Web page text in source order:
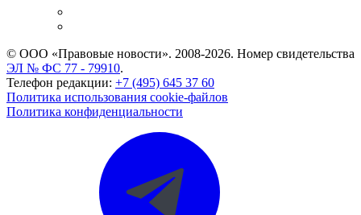
© ООО «Правовые новости». 2008-2026. Номер свидетельства
ЭЛ № ФС 77 - 79910.
Телефон редакции: +7 (495) 645 37 60
Политика использования cookie-файлов
Политика конфиденциальности